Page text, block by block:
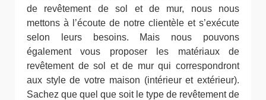
de revêtement de sol et de mur, nous nous
mettons à l’écoute de notre clientèle et s’exécute
selon leurs besoins. Mais nous pouvons
également vous proposer les matériaux de
revêtement de sol et de mur qui correspondront
aux style de votre maison (intérieur et extérieur).
Sachez que quel que soit le type de revêtement de